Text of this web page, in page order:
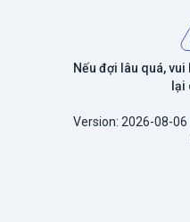
Nếu đợi lâu quá, vui
lại
Version: 2026-08-